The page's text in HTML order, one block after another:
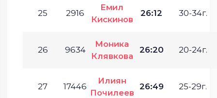
25 2916
Емил
Кискинов
26:12 30-34г.
26 9634
Моника
Клявкова
26:20 20-24г.
27 17446
Илиян
Почилеев
26:49 25-29г.